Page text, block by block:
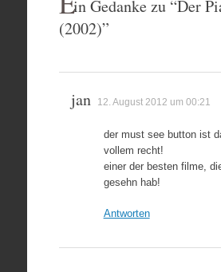
in Gedanke zu “Der
(2002)”
jan 12. August 2012 um 00:21
der must see button ist
vollem recht!
einer der besten filme,
gesehn hab!
Antworten